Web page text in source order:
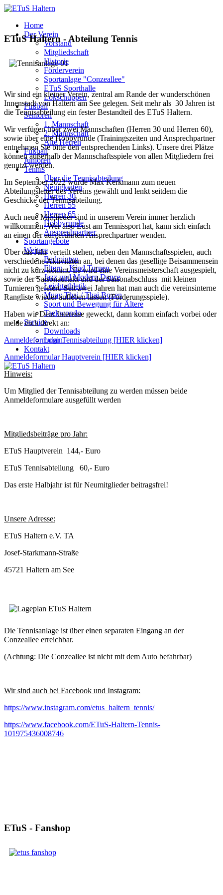
Home
Der Verein
Vorstand
Mitgliedschaft
Historie
Förderverein
Sportanlage "Conzeallee"
ETuS Sporthalle
Lokschuppen
Fußball
Senioren
1. Mannschaft
2. Mannschaft
Alte Herren
Fußball
Junioren
Tennis
Über die Tennisabteilung
Neuigkeiten
Herren 30
Herren 55
Herren 65
Hobbyrunde
Ansprechpartner
Sportangebote
Weitere
Badminton
Eltern - Kind Turnen
Jazz und Modern Dance
Leichtathletik
Muay Thai / Thai Boxen
Sport und Bewegung für Ältere
Taekwondo
Service
Downloads
Login
Kontakt
ETuS Haltern - Abteilung Tennis
Wir sind ein kleiner Verein, zentral am Rande der wunderschönen
Innenstadt von Haltern am See gelegen. Seit mehr als 30 Jahren ist
die Tennisabteilung ein fester Bestandteil des ETuS Haltern.
Wir verfügen über zwei Mannschaften (Herren 30 und Herren 60),
sowie über eine Hobbyrunde (Trainingszeiten und Ansprechpartner
entnehmen Sie bitte den entsprechenden Links). Unsere drei Plätze
können außerhalb der Mannschaftsspiele von allen Mitgliedern frei
genutzt werden.
Im September 2022 wurde Max Kerkmann zum neuen
Abteilungsleiter des Vereins gewählt und lenkt seitdem die
Geschicke der Tennisabteilung.
Auch neue Mitglieder sind in unserem Verein immer herzlich
willkommen. Wer also Lust am Tennissport hat, kann sich einfach
an einen der aufgeführten Ansprechpartner wenden.
Über das Jahr verteilt stehen, neben den Mannschaftsspielen, auch
verschiedene Aktivitäten an, bei denen das gesellige Beisammensein
nicht zu kurz kommt. Es wird eine Vereinsmeisterschaft ausgespielt,
sowie der Saisonauftakt und der Saisonabschluss mit kleinen
Turnieren gefeiert. Seit zwei Jahren hat man auch die vereinsinterne
Rangliste wieder aufleben lassen (Forderungsspiele).
Haben wir Dein Interesse geweckt, dann komm einfach vorbei oder
melde dich direkt an:
Anmeldeformular Tennisabteilung [HIER klicken]
Anmeldeformular Hauptverein [HIER klicken]
Hinweis:
Um Mitglied der Tennisabteilung zu werden müssen beide
Anmeldeformulare ausgefüllt werden
Mitgliedsbeiträge pro Jahr:
ETuS Hauptverein 144,- Euro
ETuS Tennisabteilung 60,- Euro
Das erste Halbjahr ist für Neumitglieder beitragsfrei!
Unsere Adresse:
ETuS Haltern e.V. TA
Josef-Starkmann-Straße
45721 Haltern am See
Die Tennisanlage ist über einen separaten Eingang an der
Conzeallee erreichbar.
(Achtung: Die Conzeallee ist nicht mit dem Auto befahrbar)
Wir sind auch bei Facebook und Instagram:
https://www.instagram.com/etus_haltern_tennis/
https://www.facebook.com/ETuS-Haltern-Tennis-
101975436008746
ETuS - Fanshop